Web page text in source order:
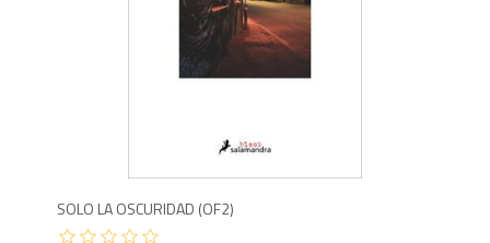
SOLO LA OSCURIDAD (OF2)